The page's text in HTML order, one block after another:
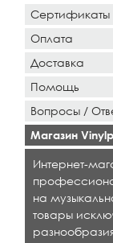
Сертификаты
Оплата
Доставка
Помощь
Вопросы /
Магазин
Интернет-
на
товары